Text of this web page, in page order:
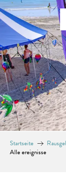
Startseite
Alle ereignisse